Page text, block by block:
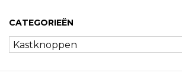
CATEGORIEËN